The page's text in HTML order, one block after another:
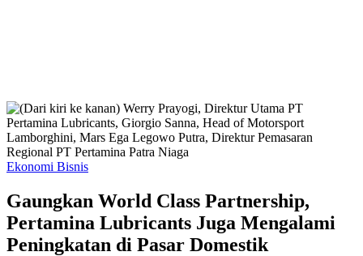
Ekonomi Bisnis
Gaungkan World Class Partnership,
Pertamina Lubricants Juga Mengalami
Peningkatan di Pasar Domestik